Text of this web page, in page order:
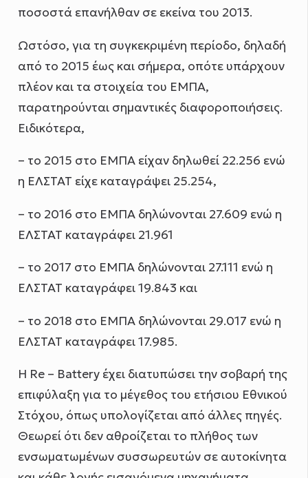
ποσοστά επανήλθαν σε εκείνα του 2013.
Ωστόσο, για τη συγκεκριμένη περίοδο, δηλαδή
από το 2015 έως και σήμερα, οπότε υπάρχουν
πλέον και τα στοιχεία του ΕΜΠΑ,
παρατηρούνται σημαντικές διαφοροποιήσεις.
Ειδικότερα,
– το 2015 στο ΕΜΠΑ είχαν δηλωθεί 22.256 ενώ
η ΕΛΣΤΑΤ είχε καταγράψει 25.254,
– το 2016 στο ΕΜΠΑ δηλώνονται 27.609 ενώ η
ΕΛΣΤΑΤ καταγράφει 21.961
– το 2017 στο ΕΜΠΑ δηλώνονται 27.111 ενώ η
ΕΛΣΤΑΤ καταγράφει 19.843 και
– το 2018 στο ΕΜΠΑ δηλώνονται 29.017 ενώ η
ΕΛΣΤΑΤ καταγράφει 17.985.
Η Re – Battery έχει διατυπώσει την σοβαρή της
επιφύλαξη για το μέγεθος του ετήσιου Εθνικού
Στόχου, όπως υπολογίζεται από άλλες πηγές.
Θεωρεί ότι δεν αθροίζεται το πλήθος των
ενσωματωμένων συσσωρευτών σε αυτοκίνητα